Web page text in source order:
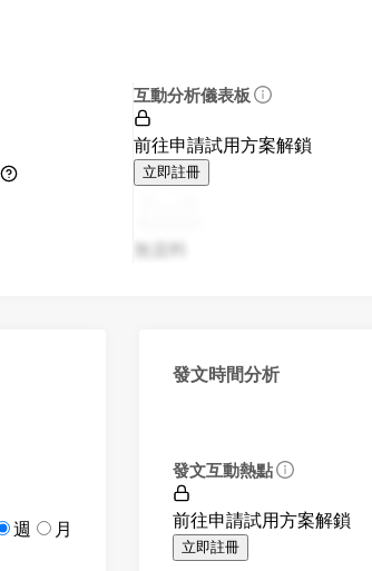
互動分析儀表板
前往申請試用方案解鎖
立即註冊
無資料
週 月
發文時間分析
發文互動熱點
前往申請試用方案解鎖
立即註冊